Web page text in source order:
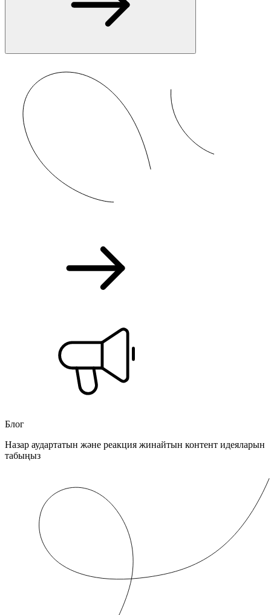
Блог
Назар аудартатын және реакция жинайтын контент идеяларын
табыңыз